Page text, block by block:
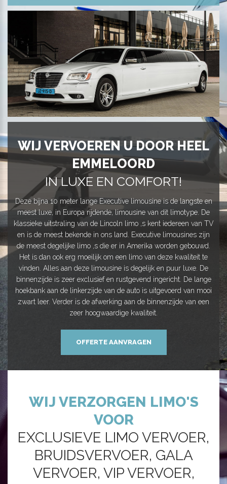
WIJ VERVOEREN U DOOR HEEL
EMMELOORD
IN LUXE EN COMFORT!
Deze bijna 10 meter lange Executive limousine is de langste en
meest luxe, in Europa rijdende, limousine van dit limotype. De
klassieke uitstraling van de Lincoln limo ,s kent iedereen van TV
en is de meest bekende in ons land. Executive limousines zijn
de meest degelijke limo ,s die er in Amerika worden gebouwd.
Het is dan ook erg moeilijk om een limo van deze kwaliteit te
vinden. Alles aan deze limousine is degelijk en puur luxe. De
binnenzijde is zeer exclusief en rustgevend ingericht. De lange
hoekbank aan de linkerzijde van de auto is uitgevoerd van mooi
zwart leer. Verder is de afwerking aan de binnenzijde van een
zeer hoogwaardige kwaliteit.
OFFERTE AANVRAGEN
WIJ VERZORGEN LIMO'S
VOOR
EXCLUSIEVE LIMO VERVOER,
BRUIDSVERVOER, GALA
VERVOER, VIP VERVOER,